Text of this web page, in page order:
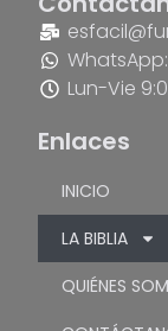
Lun-Vie
Enlaces
INICIO
LA BIBLIA
QUIÉNES